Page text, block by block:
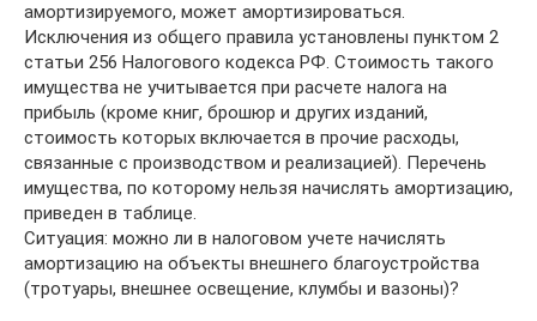
амортизируемого, может амортизироваться.
Исключения из общего правила установлены пунктом 2
статьи 256 Налогового кодекса РФ. Стоимость такого
имущества не учитывается при расчете налога на
прибыль (кроме книг, брошюр и других изданий,
стоимость которых включается в прочие расходы,
связанные с производством и реализацией). Перечень
имущества, по которому нельзя начислять амортизацию,
приведен в таблице.
Ситуация: можно ли в налоговом учете начислять
амортизацию на объекты внешнего благоустройства
(тротуары, внешнее освещение, клумбы и вазоны)?